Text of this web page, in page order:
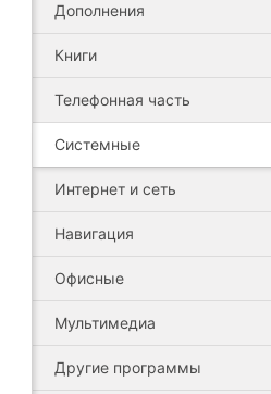
Дополнения
Книги
Телефонная часть
Системные
Интернет и сеть
Навигация
Офисные
Мультимедиа
Другие программы